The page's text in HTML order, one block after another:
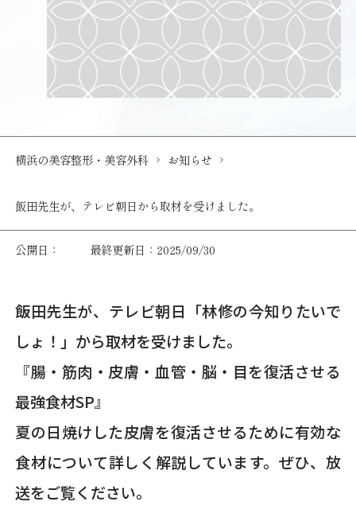
横浜の美容整形・美容外科 お知らせ
飯田先生が、テレビ朝日から取材を受けました。
公開日： 最終更新日：2025/09/30
飯田先生が、テレビ朝日「林修の今知りたいで
しょ！」から取材を受けました。
『腸・筋肉・皮膚・血管・脳・目を復活させる
最強食材SP』
夏の日焼けした皮膚を復活させるために有効な
食材について詳しく解説しています。ぜひ、放
送をご覧ください。